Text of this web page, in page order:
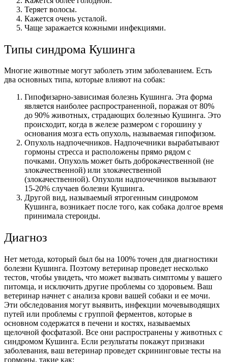
Теряет волосы.
Кажется очень усталой.
Чаще заражается кожными инфекциями.
Типы синдрома Кушинга
Многие животные могут заболеть этим заболеванием. Есть
два основных типа, которые влияют на собак:
Гипофизарно-зависимая болезнь Кушинга. Эта форма
является наиболее распространенной, поражая от 80%
до 90% животных, страдающих болезнью Кушинга. Это
происходит, когда в железе размером с горошину у
основания мозга есть опухоль, называемая гипофизом.
Опухоль надпочечников. Надпочечники вырабатывают
гормоны стресса и расположены прямо рядом с
почками. Опухоль может быть доброкачественной (не
злокачественной) или злокачественной
(злокачественной). Опухоли надпочечников вызывают
15-20% случаев болезни Кушинга.
Другой вид, называемый ятрогенным синдромом
Кушинга, возникает после того, как собака долгое время
принимала стероиды.
Диагноз
Нет метода, который был бы на 100% точен для диагностики
болезни Кушинга. Поэтому ветеринар проведет несколько
тестов, чтобы увидеть, что может вызвать симптомы у вашего
питомца, и исключить другие проблемы со здоровьем. Ваш
ветеринар начнет с анализа крови вашей собаки и ее мочи.
Эти обследования могут выявить, инфекции мочевыводящих
путей или проблемы с группой ферментов, которые в
основном содержатся в печени и костях, называемых
щелочной фосфатазой. Все они распространены у животных с
синдромом Кушинга. Если результаты покажут признаки
заболевания, ваш ветеринар проведет скрининговые тесты на
гормоны, такие как: